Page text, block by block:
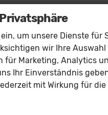
Assist inkl. City-
virtual cockpit plus
inkl. 3.
mit
Digitaler
um unsere Dienste für
wir Ihre Auswahl
für Marketing, Analytics
Ihr Einverständnis
mit Wirkung für die